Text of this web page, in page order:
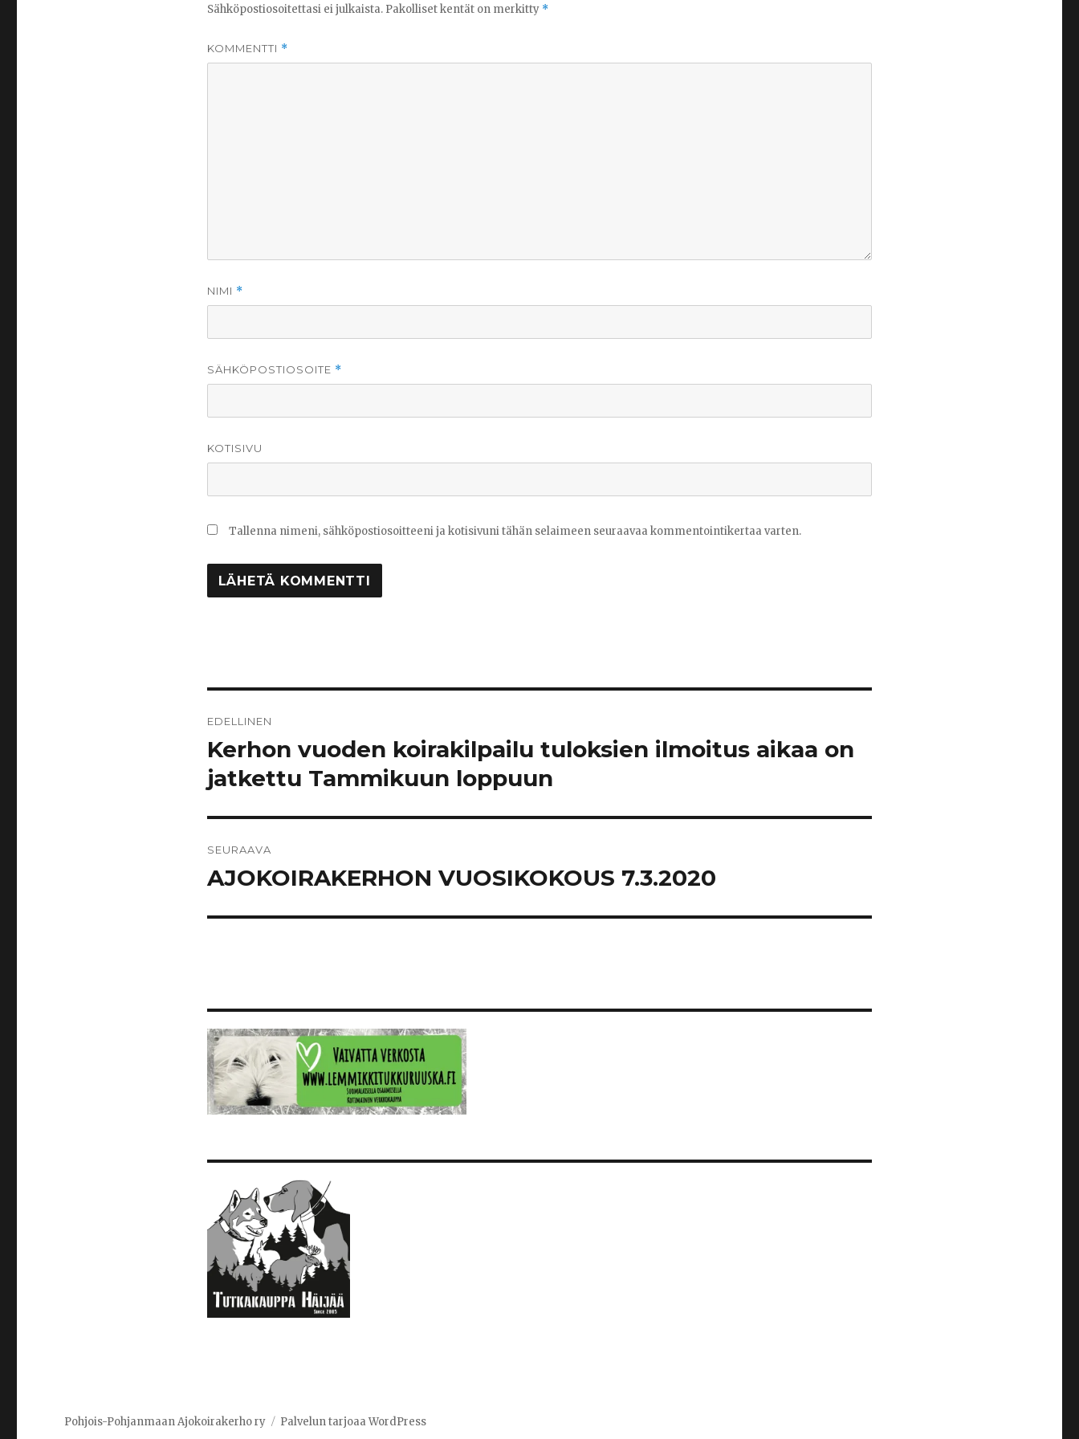
Sähköpostiosoitettasi ei julkaista. Pakolliset kentät on merkitty *
KOMMENTTI *
NIMI *
SÄHKÖPOSTIOSOITE *
KOTISIVU
Tallenna nimeni, sähköpostiosoitteeni ja kotisivuni tähän selaimeen seuraavaa kommentointikertaa varten.
selaus
EDELLINEN
Edellinen
artikkeli:
Kerhon vuoden koirakilpailu tuloksien ilmoitus aikaa on
jatkettu Tammikuun loppuun
SEURAAVA
Seuraava
AJOKOIRAKERHON VUOSIKOKOUS 7.3.2020
Pohjois-Pohjanmaan Ajokoirakerho ry Palvelun tarjoaa WordPress